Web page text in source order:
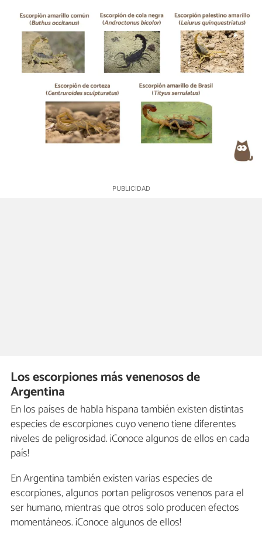
Los escorpiones más venenosos de
Argentina
En los países de habla hispana también existen distintas
especies de escorpiones cuyo veneno tiene diferentes
niveles de peligrosidad. ¡Conoce algunos de ellos en cada
país!
En Argentina también existen varias especies de
escorpiones, algunos portan peligrosos venenos para el
ser humano, mientras que otros solo producen efectos
momentáneos. ¡Conoce algunos de ellos!